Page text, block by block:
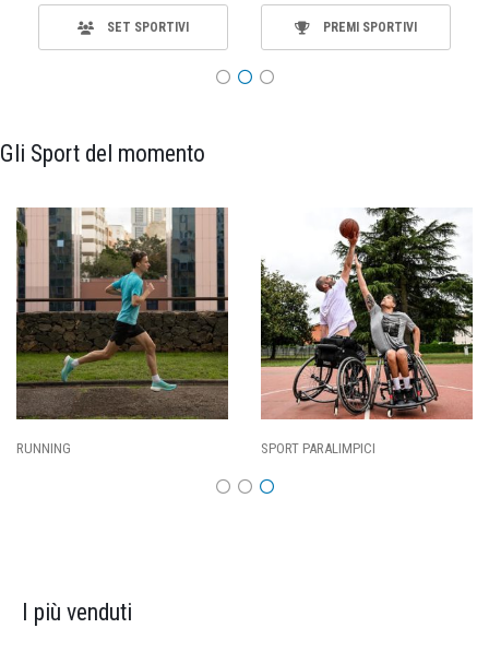
SET SPORTIVI PREMI SPORTIVI
Gli Sport del momento
PARALIMPICI CALCIO
I più venduti